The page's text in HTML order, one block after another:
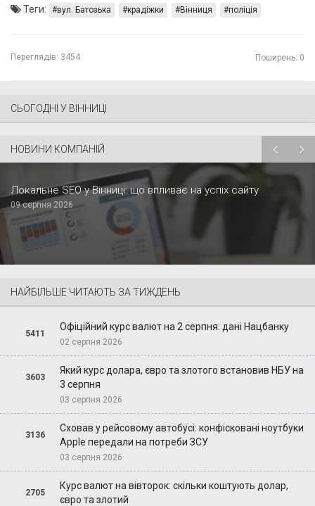
Теги: вул. Батозька крадіжки Вінниця поліція
Переглядів: 3454 Поширень: 0
СЬОГОДНІ У ВІННИЦІ
НОВИНИ КОМПАНІЙ
Локальне SEO у Вінниці: що впливає на успіх сайту
09 серпня 2026
НАЙБІЛЬШЕ ЧИТАЮТЬ ЗА ТИЖДЕНЬ
5411
Офіційний курс валют на 2 серпня: дані Нацбанку
02 серпня 2026
3603
Який курс долара, євро та злотого встановив НБУ на
3 серпня
03 серпня 2026
3136
Сховав у рейсовому автобусі: конфісковані ноутбуки
Apple передали на потреби ЗСУ
03 серпня 2026
2705
Курс валют на вівторок: скільки коштують долар,
євро та злотий